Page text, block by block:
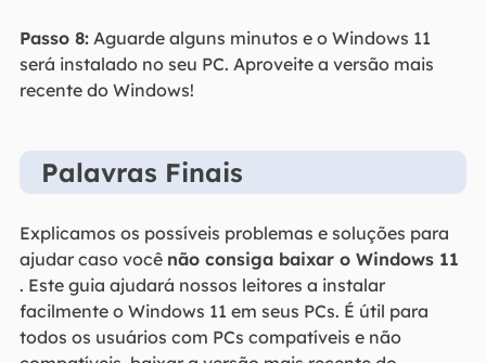
Passo 8:Aguarde alguns minutos e o Windows 11
será instalado no seu PC. Aproveite a versão mais
recente do Windows!
Palavras Finais
Explicamos os possíveis problemas e soluções para
ajudar caso você não consiga baixar o Windows 11
. Este guia ajudará nossos leitores a instalar
facilmente o Windows 11 em seus PCs. É útil para
todos os usuários com PCs compatíveis e não